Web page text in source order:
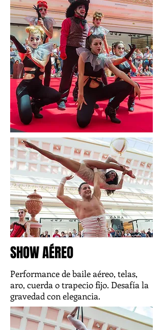
SHOW AÉREO
Performance de baile aéreo, telas,
aro, cuerda o trapecio fijo. Desafía la
gravedad con elegancia.